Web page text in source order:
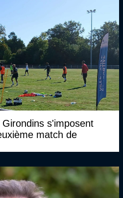
s'imposent
match de